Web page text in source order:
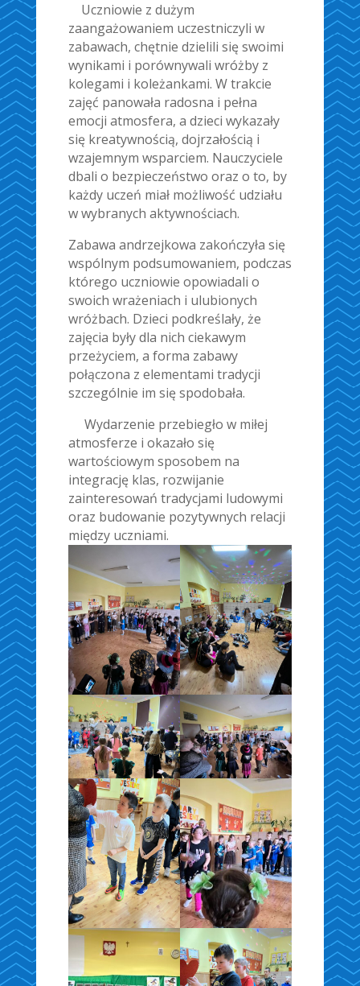
Uczniowie z dużym
zaangażowaniem uczestniczyli w
zabawach, chętnie dzielili się swoimi
wynikami i porównywali wróżby z
kolegami i koleżankami. W trakcie
zajęć panowała radosna i pełna
emocji atmosfera, a dzieci wykazały
się kreatywnością, dojrzałością i
wzajemnym wsparciem. Nauczyciele
dbali o bezpieczeństwo oraz o to, by
każdy uczeń miał możliwość udziału
w wybranych aktywnościach.
Zabawa andrzejkowa zakończyła się
wspólnym podsumowaniem, podczas
którego uczniowie opowiadali o
swoich wrażeniach i ulubionych
wróżbach. Dzieci podkreślały, że
zajęcia były dla nich ciekawym
przeżyciem, a forma zabawy
połączona z elementami tradycji
szczególnie im się spodobała.
Wydarzenie przebiegło w miłej
atmosferze i okazało się
wartościowym sposobem na
integrację klas, rozwijanie
zainteresowań tradycjami ludowymi
oraz budowanie pozytywnych relacji
między uczniami.